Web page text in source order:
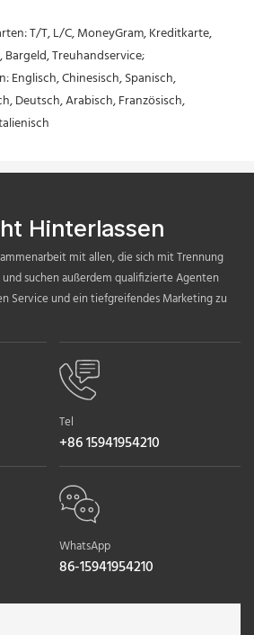
Bargeld, Treuhandservice;
Deutsch, Arabisch, Französisch,
Hinterlassen
mit allen, die sich mit Trennung
suchen außerdem qualifizierte Agenten
Service und ein tiefgreifendes Marketing zu
Tel
+86 15941954210
WhatsApp
86-15941954210